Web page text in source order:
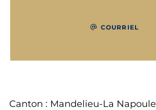
COURRIEL
Canton : Mandelieu-La Napoule